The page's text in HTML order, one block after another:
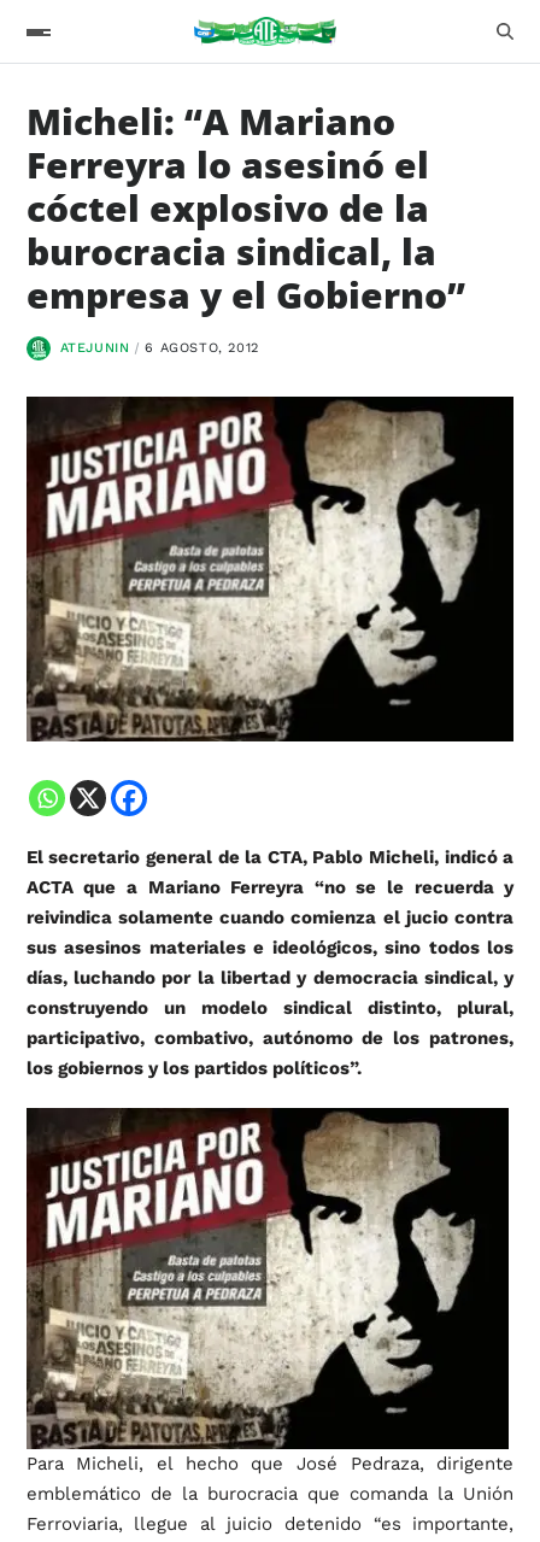
Micheli: “A Mariano
Ferreyra lo asesinó el
cóctel explosivo de la
burocracia sindical, la
empresa y el Gobierno”
ATEJUNIN 6 AGOSTO, 2012
El secretario general de la CTA, Pablo Micheli, indicó a
ACTA que a Mariano Ferreyra “no se le recuerda y
reivindica solamente cuando comienza el jucio contra
sus asesinos materiales e ideológicos, sino todos los
días, luchando por la libertad y democracia sindical, y
construyendo un modelo sindical distinto, plural,
participativo, combativo, autónomo de los patrones,
los gobiernos y los partidos políticos”.
Para Micheli, el hecho que José Pedraza, dirigente
emblemático de la burocracia que comanda la Unión
Ferroviaria, llegue al juicio detenido “es importante,